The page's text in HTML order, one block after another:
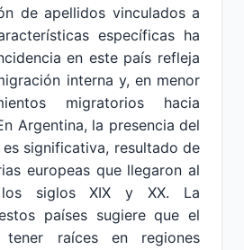
de apellidos vinculados a
específicas ha
en este país refleja
interna y, en menor
migratorios hacia
Argentina, la presencia del
significativa, resultado de
europeas que llegaron al
siglos XIX y XX. La
países sugiere que el
tener raíces en regiones